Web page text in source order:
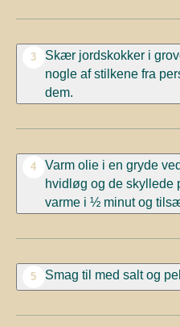
3
Skær jordskokker i
nogle af stilkene fra
dem.
4
Varm olie i en gryde
hvidløg og de skyllede
varme i ½ minut og
5 Smag til med salt og